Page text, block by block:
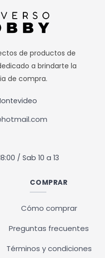
Mercado de envíos.
tus artículos en
en zona la teja.
Viernes de 10hs a 12hs o
con PREVIA
de productos de
a brindarte la
de compra.
/ Sab 10 a 13
COMPRAR
Cómo comprar
Preguntas frecuentes
Términos y condiciones